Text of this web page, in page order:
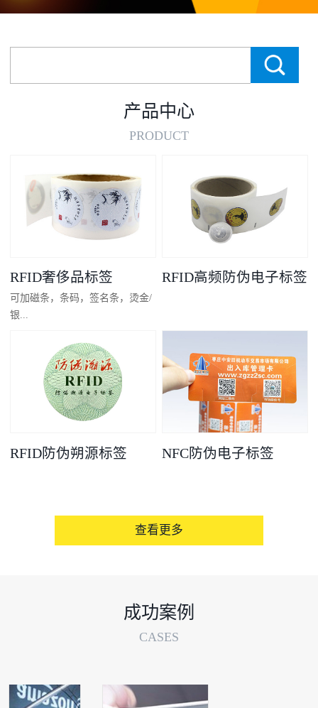
产品中心
PRODUCT
RFID奢侈品标签
可加磁条，条码，签名条，烫金/
银...
凸码，金/银底
RFID高频防伪电子标签
RFID防伪朔源标签 NFC防伪电子标签
查看更多
成功案例
CASES